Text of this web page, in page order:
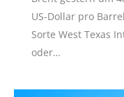
US-Dollar pro
Sorte West Texas
oder…